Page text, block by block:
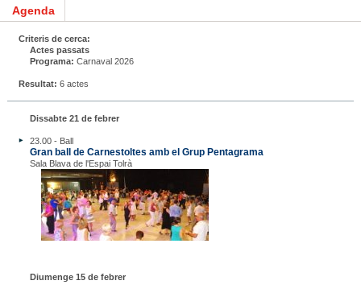
Agenda
Criteris de cerca:
Actes passats
Programa: Carnaval 2026
Resultat: 6 actes
Dissabte 21 de febrer
23.00 - Ball
Gran ball de Carnestoltes amb el Grup Pentagrama
Sala Blava de l'Espai Tolrà
Diumenge 15 de febrer